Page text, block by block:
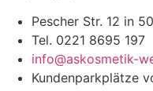
Pescher Str. 12 in
Tel. 0221 8695 197
info@askosmetik-
Kundenparkplätze